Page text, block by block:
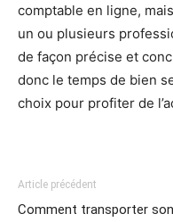
comptable en ligne,
un ou plusieurs
de façon précise et
donc le temps de bien
choix pour profiter de
Article précédent
Comment transporter son